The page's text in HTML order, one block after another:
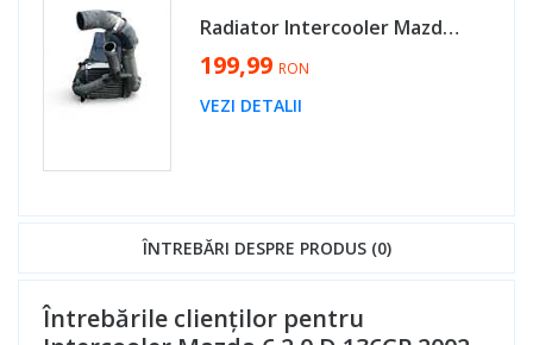
Radiator Intercooler Mazda 6 2.0 Diesel RF7 2002 - 2008 Cod 127100-1550, 1271001550, RF5C [MX0824]
199,99 RON
VEZI DETALII
ÎNTREBĂRI DESPRE PRODUS (0)
Întrebările clienților pentru